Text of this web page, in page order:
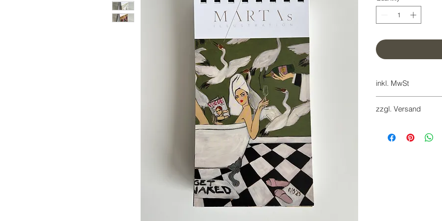
inkl. MwSt
zzgl. Versand
Retouren sind